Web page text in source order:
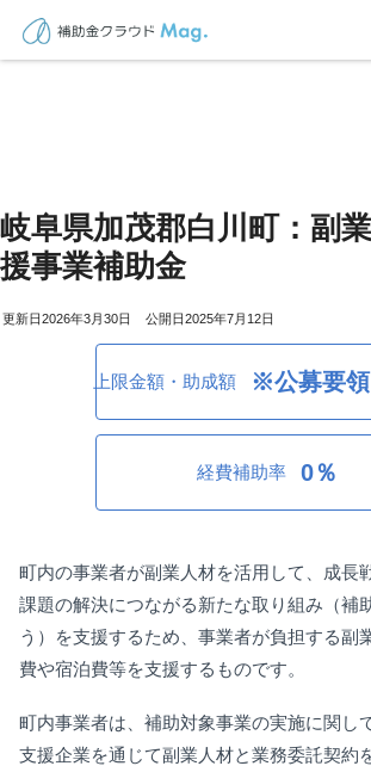
岐阜県加茂郡白川町：副
援事業補助金
2026年3月30日 2025年7月12日
上限金額・助成額 ※公募要
経費補助率 0％
町内の事業者が副業人材を活用して、成長
課題の解決につながる新たな取り組み（補
う）を支援するため、事業者が負担する副
費や宿泊費等を支援するものです。
町内事業者は、補助対象事業の実施に関し
支援企業を通じて副業人材と業務委託契約